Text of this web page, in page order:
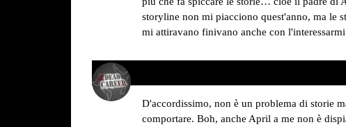
storyline non mi piacciono quest'anno, ma le
mi attiravano finivano anche con
D'accordissimo, non è un problema di storie
comportare. Boh, anche April a me non è